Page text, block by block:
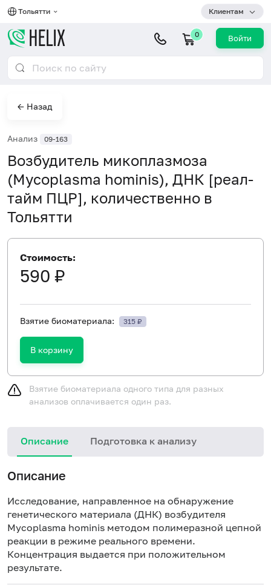
Тольятти Клиентам
0 Войти
← Назад
Анализ 09-163
Возбудитель микоплазмоза
(Mycoplasma hominis), ДНК [реал-
тайм ПЦР], количественно в
Тольятти
Стоимость:
590 ₽
Взятие биоматериала: 315 ₽
В корзину
Взятие биоматериала одного типа для разных
анализов оплачивается один раз.
Описание Подготовка к анализу
Описание
Исследование, направленное на обнаружение
генетического материала (ДНК) возбудителя
Mycoplasma hominis методом полимеразной цепной
реакции в режиме реального времени.
Концентрация выдается при положительном
результате.